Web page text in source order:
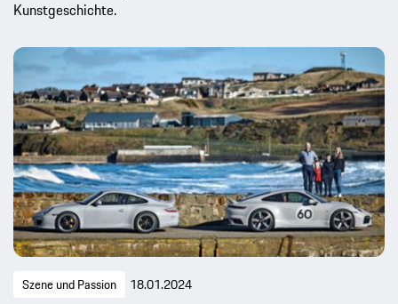
Kunstgeschichte.
Szene und Passion 18.01.2024